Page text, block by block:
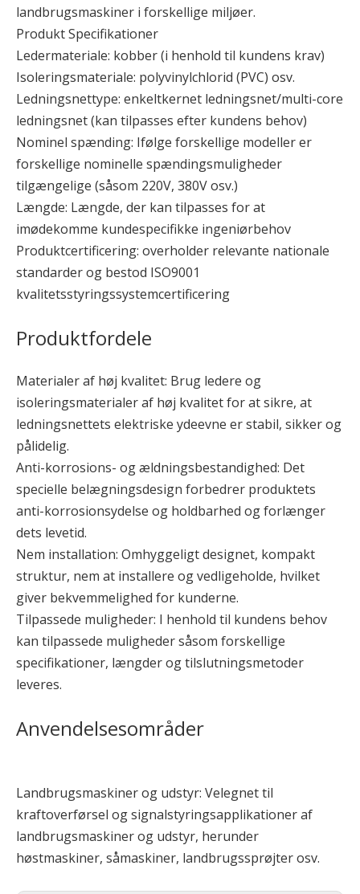
landbrugsmaskiner i forskellige miljøer.
Produkt Specifikationer
Ledermateriale: kobber (i henhold til kundens krav)
Isoleringsmateriale: polyvinylchlorid (PVC) osv.
Ledningsnettype: enkeltkernet ledningsnet/multi-core
ledningsnet (kan tilpasses efter kundens behov)
Nominel spænding: Ifølge forskellige modeller er
forskellige nominelle spændingsmuligheder
tilgængelige (såsom 220V, 380V osv.)
Længde: Længde, der kan tilpasses for at
imødekomme kundespecifikke ingeniørbehov
Produktcertificering: overholder relevante nationale
standarder og bestod ISO9001
kvalitetsstyringssystemcertificering
Produktfordele
Materialer af høj kvalitet: Brug ledere og
isoleringsmaterialer af høj kvalitet for at sikre, at
ledningsnettets elektriske ydeevne er stabil, sikker og
pålidelig.
Anti-korrosions- og ældningsbestandighed: Det
specielle belægningsdesign forbedrer produktets
anti-korrosionsydelse og holdbarhed og forlænger
dets levetid.
Nem installation: Omhyggeligt designet, kompakt
struktur, nem at installere og vedligeholde, hvilket
giver bekvemmelighed for kunderne.
Tilpassede muligheder: I henhold til kundens behov
kan tilpassede muligheder såsom forskellige
specifikationer, længder og tilslutningsmetoder
leveres.
Anvendelsesområder
Landbrugsmaskiner og udstyr: Velegnet til
kraftoverførsel og signalstyringsapplikationer af
landbrugsmaskiner og udstyr, herunder
høstmaskiner, såmaskiner, landbrugssprøjter osv.